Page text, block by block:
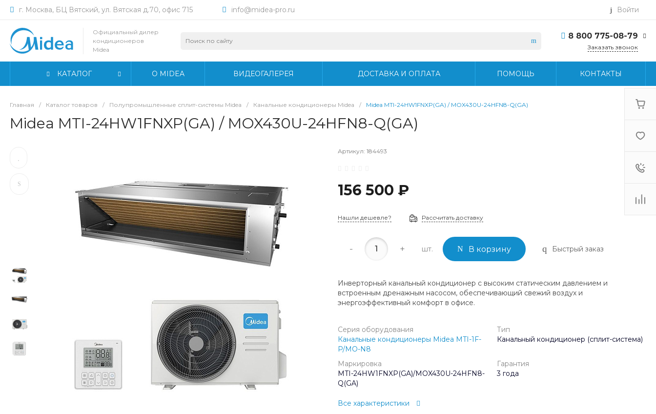
г. Москва, БЦ Вятский, ул. Вятская д.70, офис 715 info@midea-pro.ru Войти
Официальный дилер
кондиционеров
Midea
8 800 775-08-79
г. Москва, БЦ Вятский,
Заказать звонок
КАТАЛОГ О MIDEA ВИДЕОГАЛЕРЕЯ ДОСТАВКА И ОПЛАТА ПОМОЩЬ КОНТАКТЫ
Главная / Каталог товаров / Полупромышленные сплит-системы Midea / Канальные кондиционеры Midea / Midea MTI-24HW1FNXP(GA) / MOX430U-24HFN8-Q(GA)
Midea MTI-24HW1FNXP(GA) / MOX430U-24HFN8-Q(GA)
Артикул: 184493
156 500 ₽
Нашли дешевле? Рассчитать доставку
- + шт. В корзину Быстрый заказ
Инверторный канальный кондиционер с высоким статическим давлением и
встроенным дренажным насосом, обеспечивающий свежий воздух и
энергоэффективный комфорт в офисе.
Серия оборудования
Канальные кондиционеры Midea MTI-1F-
P/MO-N8
Тип
Канальный кондиционер (сплит-система)
Маркировка
MTI-24HW1FNXP(GA)/MOX430U-24HFN8-
Q(GA)
Гарантия
3 года
Все характеристики